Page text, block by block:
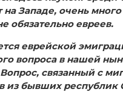
на Западе, очень
обязательно евреев.
еврейской
вопроса в нашей
связанный с
из бывших республик